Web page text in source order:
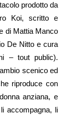
prodotto da
Koi, scritto e
di Mattia Manco
De Nitto e cura
– tout public).
scenico ed
riproduce con
anziana, e
accompagna, li